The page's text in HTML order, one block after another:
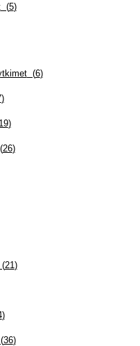
(5)
(6)
)
)
26)
21 )
)
36)